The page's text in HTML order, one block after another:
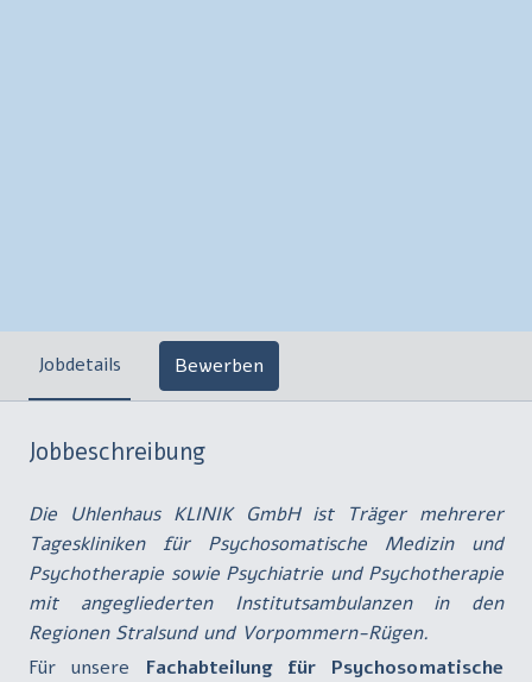
Jobdetails Bewerben
Jobbeschreibung
Die Uhlenhaus KLINIK GmbH ist Träger mehrerer
Tageskliniken für Psychosomatische Medizin und
Psychotherapie sowie Psychiatrie und Psychotherapie
mit angegliederten Institutsambulanzen in den
Regionen Stralsund und Vorpommern-Rügen.
Für unsere Fachabteilung für
Psychosomatische